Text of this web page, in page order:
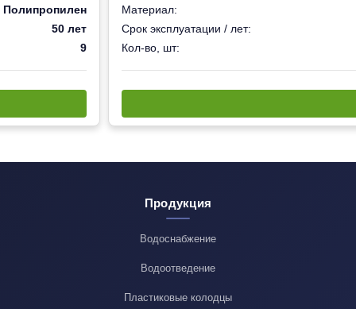
Полипропилен
50 лет
9
Материал:
Срок эксплуатации / лет:
Кол-во, шт:
Продукция
Водоснабжение
Водоотведение
Пластиковые колодцы